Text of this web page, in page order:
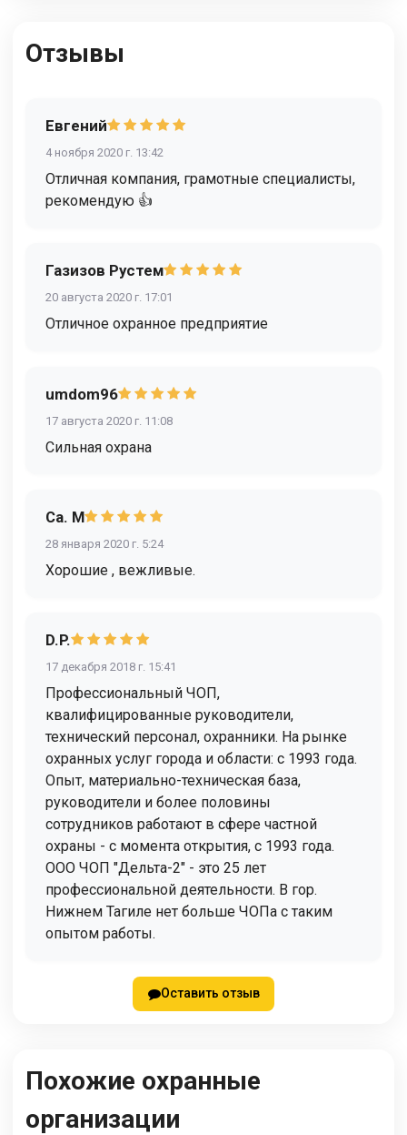
Отзывы
Евгений
4 ноября 2020 г. 13:42
Отличная компания, грамотные специалисты,
рекомендую 👍
Газизов Рустем
20 августа 2020 г. 17:01
Отличное охранное предприятие
umdom96
17 августа 2020 г. 11:08
Сильная охрана
Са. М
28 января 2020 г. 5:24
Хорошие , вежливые.
D.P.
17 декабря 2018 г. 15:41
Профессиональный ЧОП,
квалифицированные руководители,
технический персонал, охранники. На рынке
охранных услуг города и области: с 1993 года.
Опыт, материально-техническая база,
руководители и более половины
сотрудников работают в сфере частной
охраны - с момента открытия, с 1993 года.
ООО ЧОП "Дельта-2" - это 25 лет
профессиональной деятельности. В гор.
Нижнем Тагиле нет больше ЧОПа с таким
опытом работы.
Оставить отзыв
Похожие охранные
организации